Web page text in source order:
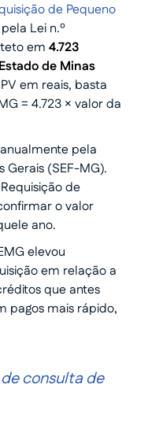
de Pequeno
Lei n.º
em 4.723
de Minas
em reais, basta
= 4.723 × valor da
pela
Gerais (SEF-MG).
de
o valor
ano.
elevou
em relação a
que antes
pagos mais rápido,
consulta de